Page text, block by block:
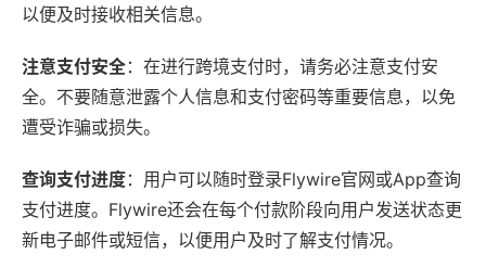
以便及时接收相关信息。
注意支付安全：在进行跨境支付时，请务必注意支付安
全。不要随意泄露个人信息和支付密码等重要信息，以免
遭受诈骗或损失。
查询支付进度：用户可以随时登录Flywire官网或App查询
支付进度。Flywire还会在每个付款阶段向用户发送状态更
新电子邮件或短信，以便用户及时了解支付情况。